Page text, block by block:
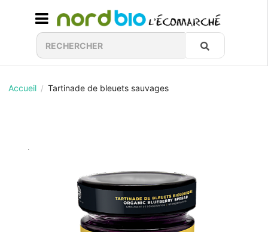
Accueil / Tartinade de bleuets sauvages